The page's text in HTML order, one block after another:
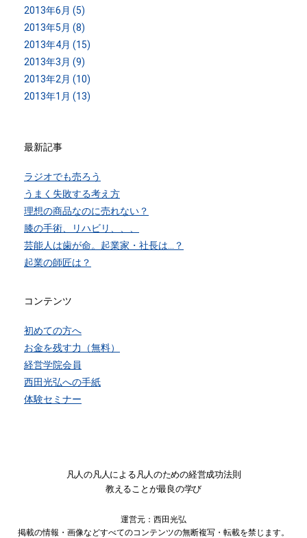
2013年6月 (5)
2013年5月 (8)
2013年4月 (15)
2013年3月 (9)
2013年2月 (10)
2013年1月 (13)
最新記事
ラジオでも売ろう
うまく失敗する考え方
理想の商品なのに売れない？
膝の手術、リハビリ、、、
芸能人は歯が命。起業家・社長は…？
起業の師匠は？
コンテンツ
初めての方へ
お金を残す力（無料）
経営学院会員
西田光弘への手紙
体験セミナー
凡人の凡人による凡人のための経営成功法則
教えることが最良の学び
運営元：西田光弘
掲載の情報・画像などすべてのコンテンツの無断複写・転載を禁じます。